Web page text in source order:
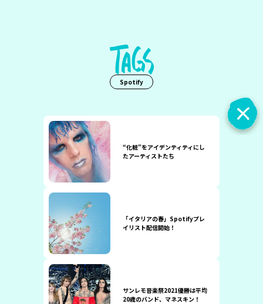
Spotify
“化粧”をアイデンティティにし
たアーティストたち
「イタリアの春」Spotifyプレ
イリスト配信開始！
サンレモ音楽祭2021優勝は平均
20歳のバンド、マネスキン！